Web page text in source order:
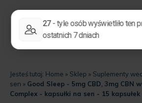
Jesteś tutaj: Home » Sklep » Suplementy
sen » Good Sleep - 5mg CBD, 3mg CBN
Complex - kapsułki na sen - 15 kapsułek